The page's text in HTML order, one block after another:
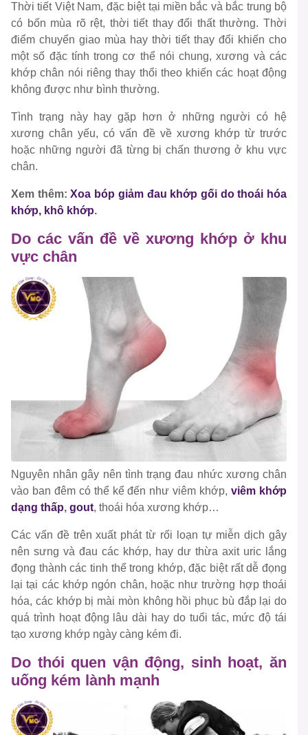
Thời tiết Việt Nam, đặc biệt tại miền bắc và bắc trung bộ
có bốn mùa rõ rệt, thời tiết thay đổi thất thường. Thời
điểm chuyển giao mùa hay thời tiết thay đổi khiến cho
một số đặc tính trong cơ thể nói chung, xương và các
khớp chân nói riêng thay thổi theo khiến các hoạt động
không được như bình thường.
Tình trạng này hay gặp hơn ở những người có hệ
xương chân yếu, có vấn đề về xương khớp từ trước
hoặc những người đã từng bị chấn thương ở khu vực
chân.
Xem thêm:Xoa bóp giảm đau khớp gối do thoái hóa
khớp, khô khớp.
Do các vấn đề về xương khớp ở khu
vực chân
Nguyên nhân gây nên tình trạng đau nhức xương chân
vào ban đêm có thể kể đến như viêm khớp,viêm khớp
dạng thấp, gout, thoái hóa xương khớp…
Các vấn đề trên xuất phát từ rối loạn tự miễn dịch gây
nên sưng và đau các khớp, hay dư thừa axit uric lắng
đọng thành các tinh thể trong khớp, đặc biệt rất dễ đọng
lại tại các khớp ngón chân, hoặc như trường hợp thoái
hóa, các khớp bị mài mòn không hồi phục bù đắp lại do
quá trình hoạt động lâu dài hay do tuổi tác, mức độ tái
tạo xương khớp ngày càng kém đi.
Do thói quen vận động, sinh hoạt, ăn
uống kém lành mạnh